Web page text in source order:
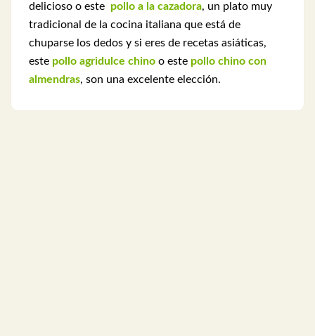
delicioso o este pollo a la cazadora, un plato muy
tradicional de la cocina italiana que está de
chuparse los dedos y si eres de recetas asiáticas,
este pollo agridulce chino o este pollo chino con
almendras, son una excelente elección.